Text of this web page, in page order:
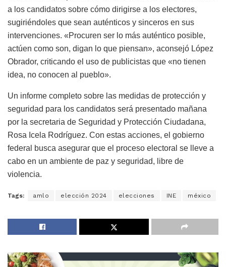
a los candidatos sobre cómo dirigirse a los electores,
sugiriéndoles que sean auténticos y sinceros en sus
intervenciones. «Procuren ser lo más auténtico posible,
actúen como son, digan lo que piensan», aconsejó López
Obrador, criticando el uso de publicistas que «no tienen
idea, no conocen al pueblo».
Un informe completo sobre las medidas de protección y
seguridad para los candidatos será presentado mañana
por la secretaria de Seguridad y Protección Ciudadana,
Rosa Icela Rodríguez. Con estas acciones, el gobierno
federal busca asegurar que el proceso electoral se lleve a
cabo en un ambiente de paz y seguridad, libre de
violencia.
Tags: amlo elección 2024 elecciones INE méxico